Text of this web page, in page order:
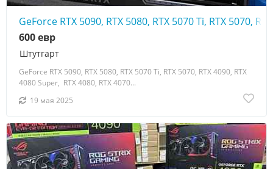
GeForce RTX 5090, RTX 5080, RTX 5070 Ti, RTX 5070,
Штутгарт
600 евр
GeForce RTX 5090, RTX 5080, RTX 5070 Ti, RTX 5070, RTX 4090, RTX
4080 Super, RTX 4080, RTX 4070...
19 мая 2025